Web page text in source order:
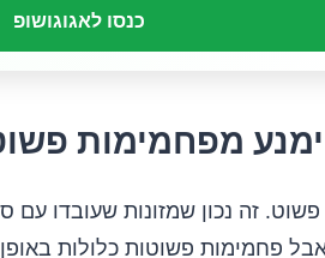
כנסו לאגוגושופ
מפחמימות
זה נכון שמזונות שעובדו
פחמימות פשוטות כלולות